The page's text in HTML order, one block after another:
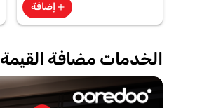
add إضافة
الخدمات مضافة القيمة